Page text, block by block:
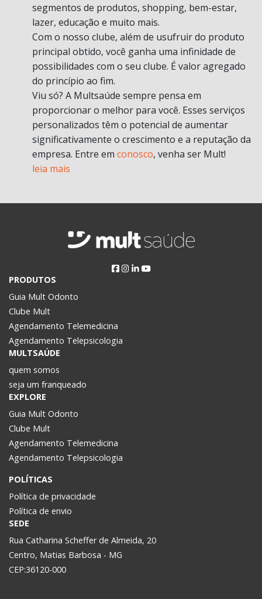
segmentos de produtos, shopping, bem-estar,
lazer, educação e muito mais.
Com o nosso clube, além de usufruir do produto
principal obtido, você ganha uma infinidade de
possibilidades com o seu clube. É valor agregado
do princípio ao fim.
Viu só? A Multsaúde sempre pensa em
proporcionar o melhor para você. Esses serviços
personalizados têm o potencial de aumentar
significativamente o crescimento e a reputação da
empresa. Entre em conosco, venha ser Mult!
leia mais
PRODUTOS
Guia Mult Odonto
Clube Mult
Agendamento Telemedicina
Agendamento Telepsicologia
MULTSAÚDE
quem somos
seja um franqueado
EXPLORE
Guia Mult Odonto
Clube Mult
Agendamento Telemedicina
Agendamento Telepsicologia
POLÍTICAS
Política de privacidade
Política de envio
SEDE
Rua Catharina Scheffer de Almeida, 20
Centro, Matias Barbosa - MG
CEP:36120-000